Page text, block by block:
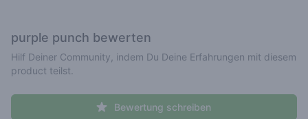
purple punch bewerten
Hilf Deiner Community, indem Du Deine Erfahrungen mit diesem
product teilst.
Bewertung schreiben